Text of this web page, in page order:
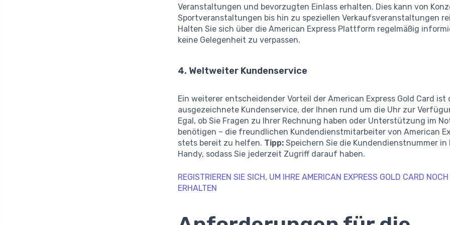
Veranstaltungen und bevorzugten Einlass erhalten. Dies kann von
Sportveranstaltungen bis hin zu speziellen Verkaufsveranstaltungen
Halten Sie sich über die American Express Plattform regelmäßig
keine Gelegenheit zu verpassen.
4. Weltweiter Kundenservice
Ein weiterer entscheidender Vorteil der American Express Gold Card ist
ausgezeichnete Kundenservice, der Ihnen rund um die Uhr zur
Egal, ob Sie Fragen zu Ihrer Rechnung haben oder Unterstützung im
benötigen – die freundlichen Kundendienstmitarbeiter von American
stets bereit zu helfen. Tipp: Speichern Sie die Kundendienstnummer in
Handy, sodass Sie jederzeit Zugriff darauf haben.
REGISTRIEREN SIE SICH, UM IHRE AMERICAN EXPRESS GOLD CARD
ERHALTEN